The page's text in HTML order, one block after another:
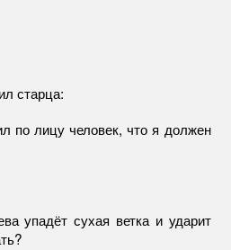
старца:
по лицу человек, что я должен
упадёт сухая ветка и ударит